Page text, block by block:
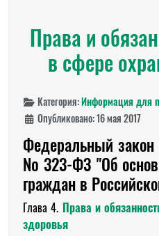
Права и
в сфере
Категория:Информация для
Опубликовано: 16 мая 2017
Федеральный закон
№ 323-ФЗ "Об
граждан в
Глава 4. Права и
здоровья